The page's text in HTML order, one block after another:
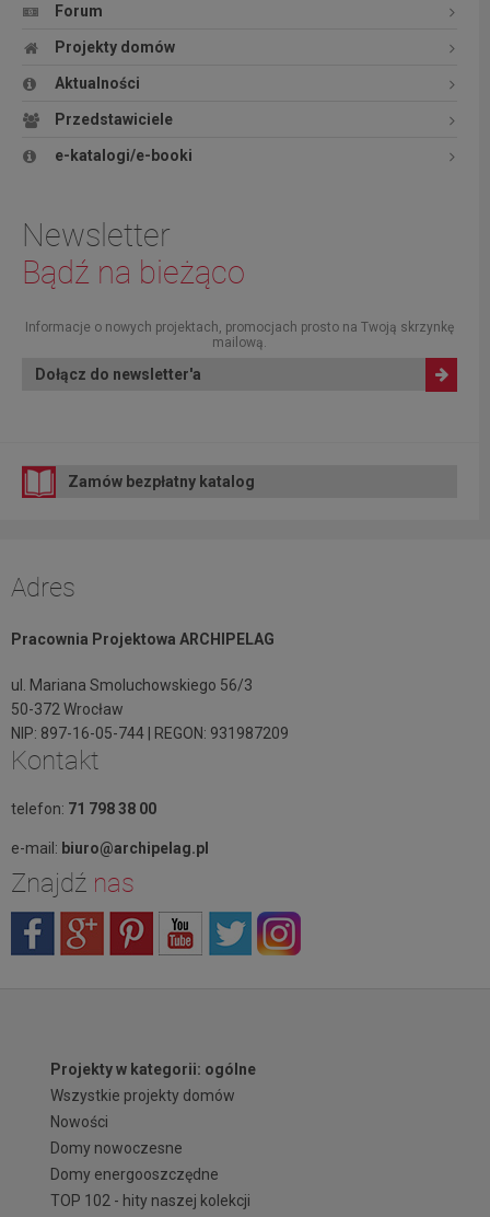
Forum
Projekty domów
Aktualności
Przedstawiciele
e-katalogi/e-booki
Newsletter
Bądź na bieżąco
Informacje o nowych projektach, promocjach prosto na Twoją skrzynkę
mailową.
Dołącz do newsletter'a
Zamów bezpłatny katalog
Adres
Pracownia Projektowa ARCHIPELAG
ul. Mariana Smoluchowskiego 56/3
50-372 Wrocław
NIP: 897-16-05-744 | REGON: 931987209
Kontakt
telefon: 71 798 38 00
e-mail: biuro@archipelag.pl
Znajdź nas
Projekty w kategorii: ogólne
Wszystkie projekty domów
Nowości
Domy nowoczesne
Domy energooszczędne
TOP 102 - hity naszej kolekcji